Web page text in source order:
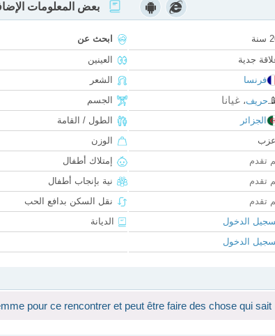
جدية
فرنسا
حريف، غيانا
الجزائر
تقدم
تقدم
تقدم
الدخول
الدخول
بعض المعلومات
ابحث عن
العينين
الشعر
الجسم
الطول / القامة
الوزن
إمتلاك أطفال
نية بإنجاب أطفال
نقل السكن بدافع الحب
الديانة
pour ce rencontrer et peut être faire des chose qui sait